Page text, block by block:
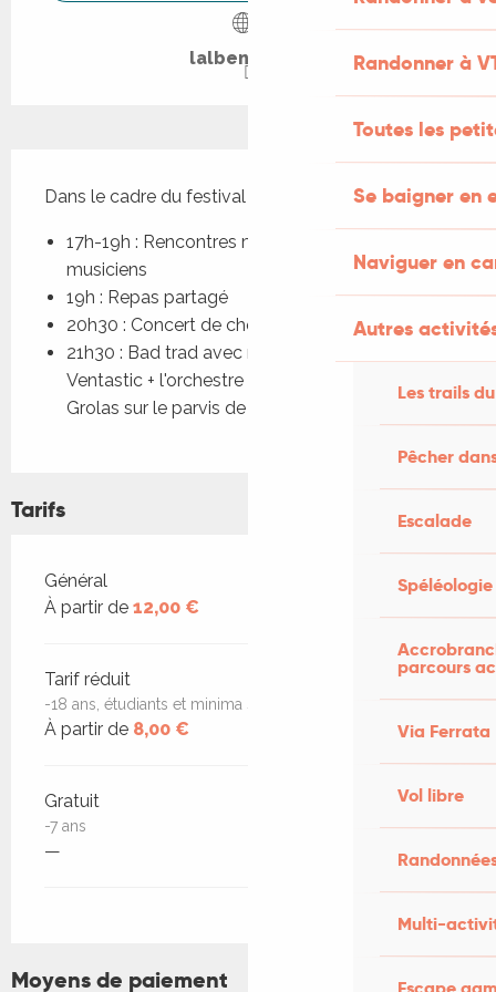
Randonner à
Toutes les
Se baigner en
Naviguer en
Autres
Les trails
Pêcher
Escalade
Spéléologie
parcours
Via Ferrata
Vol libre
Multi-
lalbenque.fr
Dans le cadre du festival Estiv’Oc engrunat.
17h-19h : Rencontres musicales chorales et
musiciens
19h : Repas partagé
20h30 : Concert de chorales occitanes
21h30 : Bad trad avec mini concert Duo-
Ventastic + l'orchestre trad Vallée du Célé +
Grolas sur le parvis de l'église
Tarifs
Tarifs 2026
Général
À partir de 12,00 €
Tarif réduit
-18 ans, étudiants et minima sociaux
À partir de 8,00 €
Gratuit
-7 ans
—
Moyens de paiement